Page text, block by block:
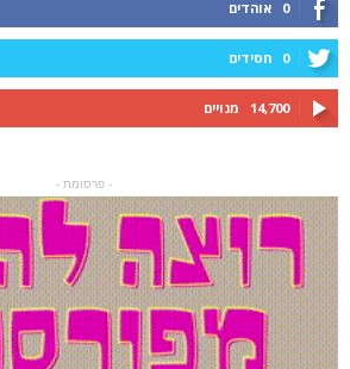
0 אוהדים
0 חסידים
14,700 מנויים
- פרסומת -